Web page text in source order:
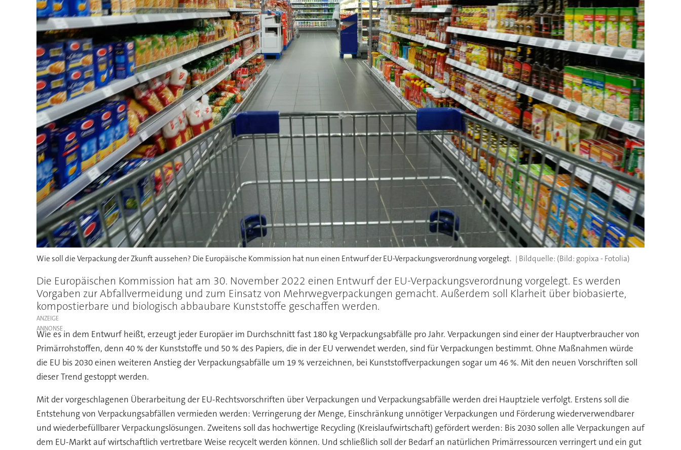
Wie soll die Verpackung der Zkunft aussehen? Die Europäische Kommission hat nun einen Entwurf der EU-Verpackungsverordnung vorgelegt. (Bild: gopixa - Fotolia)
Die Europäischen Kommission hat am 30. November 2022 einen Entwurf der EU-Verpackungsverordnung vorgelegt. Es werden
Vorgaben zur Abfallvermeidung und zum Einsatz von Mehrwegverpackungen gemacht. Außerdem soll Klarheit über biobasierte,
kompostierbare und biologisch abbaubare Kunststoffe geschaffen werden.
ANZEIGE
Wie es in dem Entwurf heißt, erzeugt jeder Europäer im Durchschnitt fast 180 kg Verpackungsabfälle pro Jahr. Verpackungen sind einer der Hauptverbraucher von
Primärrohstoffen, denn 40 % der Kunststoffe und 50 % des Papiers, die in der EU verwendet werden, sind für Verpackungen bestimmt. Ohne Maßnahmen würde
die EU bis 2030 einen weiteren Anstieg der Verpackungsabfälle um 19 % verzeichnen, bei Kunststoffverpackungen sogar um 46 %. Mit den neuen Vorschriften soll
dieser Trend gestoppt werden.
Mit der vorgeschlagenen Überarbeitung der EU-Rechtsvorschriften über Verpackungen und Verpackungsabfälle werden drei Hauptziele verfolgt. Erstens soll die
Entstehung von Verpackungsabfällen vermieden werden: Verringerung der Menge, Einschränkung unnötiger Verpackungen und Förderung wiederverwendbarer
und wiederbefüllbarer Verpackungslösungen. Zweitens soll das hochwertige Recycling (Kreislaufwirtschaft) gefördert werden: Bis 2030 sollen alle Verpackungen auf
dem EU-Markt auf wirtschaftlich vertretbare Weise recycelt werden können. Und schließlich soll der Bedarf an natürlichen Primärressourcen verringert und ein gut